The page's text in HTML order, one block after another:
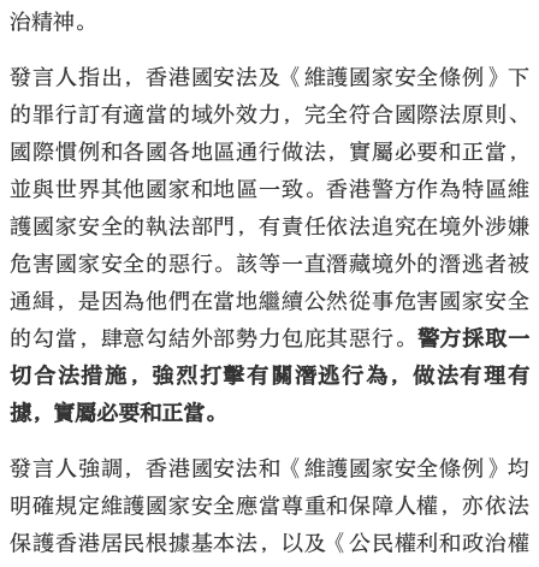
治精神。
發言人指出，香港國安法及《維護國家安全條例》下
的罪行訂有適當的域外效力，完全符合國際法原則、
國際慣例和各國各地區通行做法，實屬必要和正當，
並與世界其他國家和地區一致。香港警方作為特區維
護國家安全的執法部門，有責任依法追究在境外涉嫌
危害國家安全的惡行。該等一直潛藏境外的潛逃者被
通緝，是因為他們在當地繼續公然從事危害國家安全
的勾當，肆意勾結外部勢力包庇其惡行。 警方採取一
切合法措施，強烈打擊有關潛逃行為，做法有理有
據，實屬必要和正當。
發言人強調，香港國安法和《維護國家安全條例》均
明確規定維護國家安全應當尊重和保障人權，亦依法
保護香港居民根據基本法，以及《公民權利和政治權